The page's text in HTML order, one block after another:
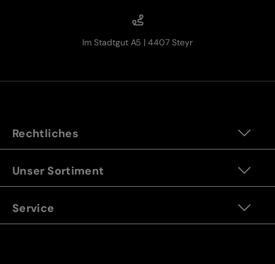
Im Stadtgut A5 | 4407 Steyr
Rechtliches
Unser Sortiment
Service